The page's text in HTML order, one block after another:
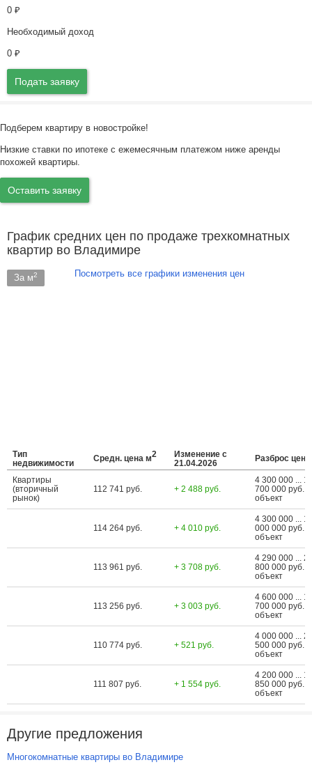
0 ₽
Необходимый доход
0 ₽
Подать заявку
Подберем квартиру в новостройке!
Низкие ставки по ипотеке с ежемесячным платежом ниже аренды
похожей квартиры.
Оставить заявку
График средних цен по продаже трехкомнатных
квартир во Владимире
За м2 Посмотреть все графики изменения цен
Тип
недвижимости
Средн. цена м2
Изменение с
21.04.2026
Разброс цен
Квартиры
(вторичный
рынок)
112 741 руб. + 2 488 руб.
4 300 000 ...
700 000 руб.
объект
114 264 руб. + 4 010 руб.
4 300 000 ...
000 000 руб.
объект
113 961 руб. + 3 708 руб.
4 290 000 ...
800 000 руб.
объект
113 256 руб. + 3 003 руб.
4 600 000 ...
700 000 руб.
объект
110 774 руб. + 521 руб.
4 000 000 ...
500 000 руб.
объект
111 807 руб. + 1 554 руб.
4 200 000 ...
850 000 руб.
объект
Другие предложения
Многокомнатные квартиры во Владимире